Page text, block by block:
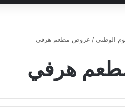
الوطني / عروض مطعم هرفي
هرفي